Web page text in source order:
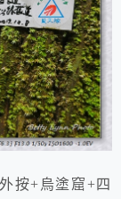
按+烏塗窟+四